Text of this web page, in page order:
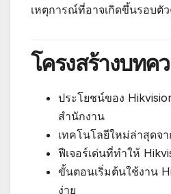
เหตุการณ์ที่อาจเกิดขึ้นรอบตั
โครงสร้างบทค
ประโยชน์ของ
สำนักงาน
เทคโนโลยีใหม่ล่าสุดจ
ฟีเจอร์เด่นที่ทำให้
ขั้นตอนเริ่มต้นใช้งาน
ง่าย